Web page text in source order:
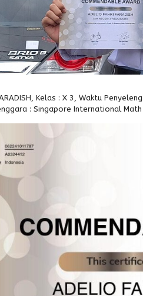
Kelas : X 3, Waktu
: Singapore International